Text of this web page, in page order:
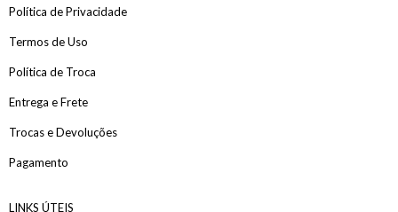
Política de Privacidade
Termos de Uso
Política de Troca
Entrega e Frete
Trocas e Devoluções
Pagamento
LINKS ÚTEIS